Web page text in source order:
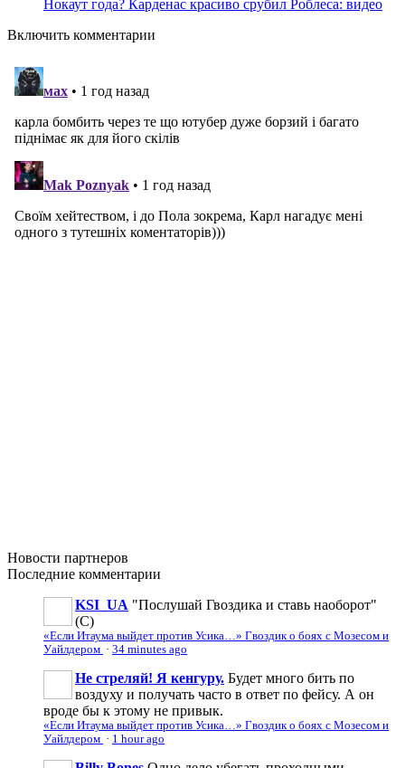
Нокаут года? Карденас красиво срубил Роблеса: видео
Включить комментарии
Новости партнеров
Последние комментарии
KSI_UA "Послушай Гвоздика и ставь наоборот"
(С)
«Если Итаума выйдет против Усика…» Гвоздик о боях с Мозесом и
Уайлдером · 34 minutes ago
Не стреляй! Я кенгуру. Будет много бить по
воздуху и получать часто в ответ по фейсу. А он
вроде бы к этому не привык.
«Если Итаума выйдет против Усика…» Гвоздик о боях с Мозесом и
Уайлдером · 1 hour ago